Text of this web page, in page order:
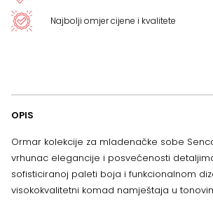
Najbolji omjer cijene i kvalitete
OPIS
Ormar kolekcije za mladenačke sobe
vrhunac elegancije i posvećenosti
sofisticiranoj paleti boja i funkcionalnom
visokokvalitetni komad namještaja u